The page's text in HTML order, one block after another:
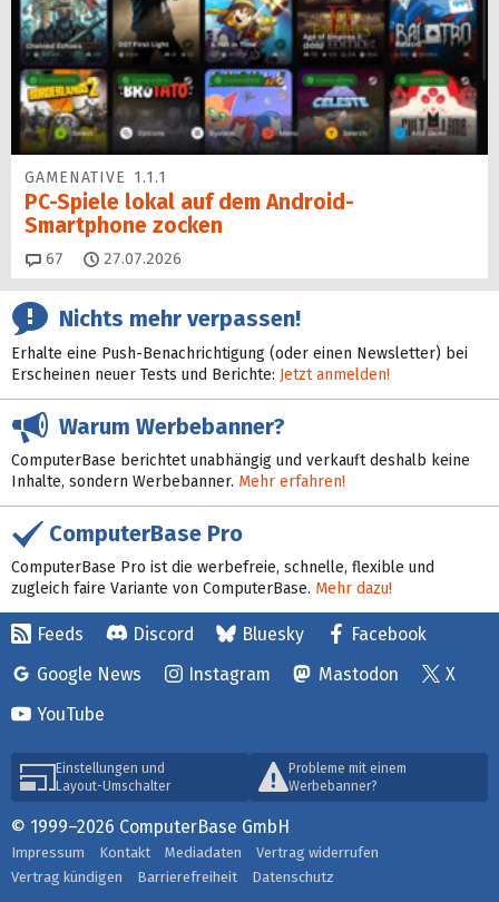
GAMENATIVE 1.1.1
PC-Spiele lokal auf dem Android-
Smartphone zocken
67 Kommentare
27.07.2026
Nichts mehr verpassen!
Erhalte eine Push-Benachrichtigung (oder einen Newsletter) bei
Erscheinen neuer Tests und Berichte: Jetzt anmelden!
Warum Werbebanner?
ComputerBase berichtet unabhängig und verkauft deshalb keine
Inhalte, sondern Werbebanner. Mehr erfahren!
ComputerBase Pro
ComputerBase Pro ist die werbefreie, schnelle, flexible und
zugleich faire Variante von ComputerBase. Mehr dazu!
Feeds Discord Bluesky
Facebook
Google News
Instagram Mastodon
X
YouTube
Einstellungen und
Layout-Umschalter
Probleme mit einem
Werbebanner?
© 1999–2026 ComputerBase GmbH
Impressum Kontakt Mediadaten
Vertrag widerrufen
Vertrag kündigen
Barrierefreiheit Datenschutz